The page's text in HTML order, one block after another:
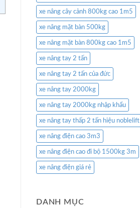
xe nâng cây cảnh 800kg cao 1m5
xe nâng mặt bàn 500kg
xe nâng mặt bàn 800kg cao 1m5
xe nâng tay 2 tấn
xe nâng tay 2 tấn của đức
xe nâng tay 2000kg
xe nâng tay 2000kg nhập khẩu
xe nâng tay thấp 2 tấn hiệu noblelift
xe nâng điện cao 3m3
xe nâng điện cao đi bộ 1500kg 3m
xe nâng điện giá rẻ
DANH MỤC